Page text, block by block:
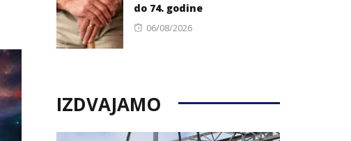
do 74. godine
Posted
06/08/2026
IZDVAJAMO